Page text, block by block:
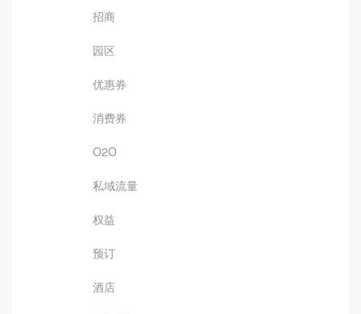
招商
园区
优惠券
消费券
O2O
私域流量
权益
预订
酒店